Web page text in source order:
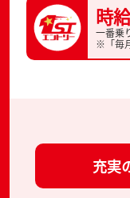
時
一番乗
※「毎
充実